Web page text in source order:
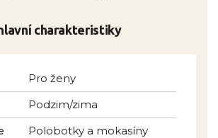
charakteristiky
Pro ženy
Podzim/zima
Polobotky a mokasíny